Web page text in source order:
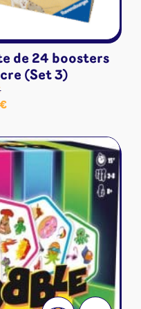
de 24 boosters
(Set 3)
€Le
actuel
est :